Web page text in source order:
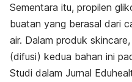
Sementara itu, propilen
buatan yang berasal dari
air. Dalam produk skincare
(difusi) kedua bahan ini
Studi dalam Jurnal